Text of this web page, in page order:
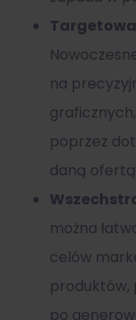
na
poprzez
daną
można
celów
produktów,
po